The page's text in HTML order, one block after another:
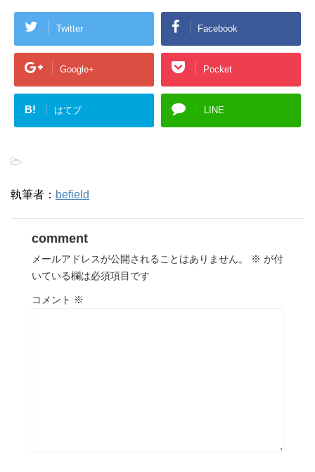
Twitter Facebook
Google+ Pocket
B! はてブ LINE
-
執筆者： befield
comment
メールアドレスが公開されることはありません。 ※ が付
いている欄は必須項目です
コメント ※